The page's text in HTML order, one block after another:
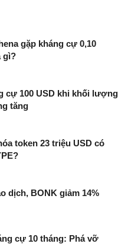
gặp kháng cự 0,10
gì?
cự 100 USD khi khối lượng
tăng
token 23 triệu USD có
dịch, BONK giảm 14%
cự 10 tháng: Phá vỡ